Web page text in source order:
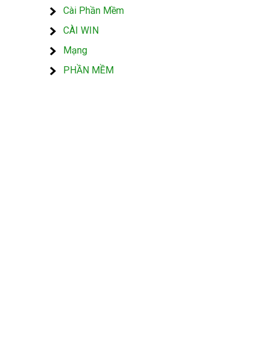
Cài Phần Mềm
CÀI WIN
Mạng
PHẦN MỀM